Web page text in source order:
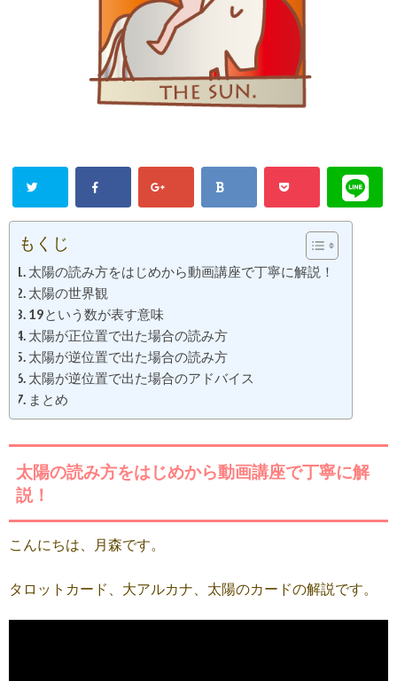
もくじ
太陽の読み方をはじめから動画講座で丁寧に解説！
太陽の世界観
19という数が表す意味
太陽が正位置で出た場合の読み方
太陽が逆位置で出た場合の読み方
太陽が逆位置で出た場合のアドバイス
まとめ
太陽の読み方をはじめから動画講座で丁寧に解
説！
こんにちは、月森です。
タロットカード、大アルカナ、太陽のカードの解説です。